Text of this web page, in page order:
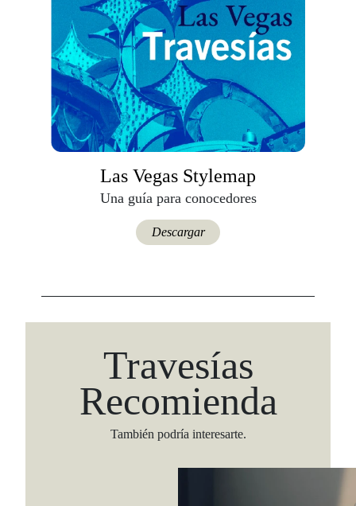
Las Vegas Stylemap
Una guía para conocedores
Descargar
Travesías
Recomienda
También podría interesarte.